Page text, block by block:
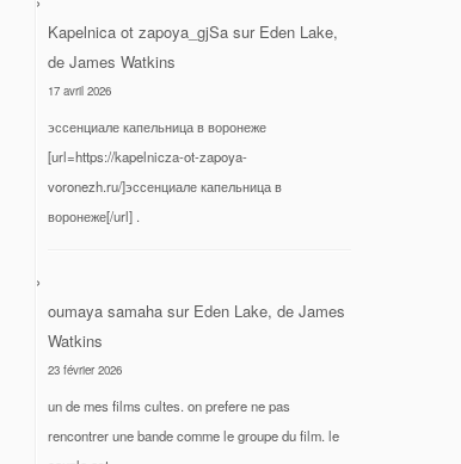
Kapelnica ot zapoya_gjSa sur Eden Lake,
de James Watkins
17 avril 2026
эссенциале капельница в воронеже
[url=https://kapelnicza-ot-zapoya-
voronezh.ru/]эссенциале капельница в
воронеже[/url] .
oumaya samaha sur Eden Lake, de James
Watkins
23 février 2026
un de mes films cultes. on prefere ne pas
rencontrer une bande comme le groupe du film. le